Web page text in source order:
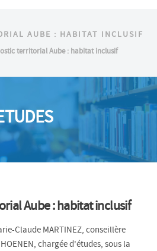
AUBE : HABITAT INCLUSIF
territorial Aube : habitat inclusif
Aube : habitat inclusif
Claude MARTINEZ, conseillère
chargée d'études, sous la